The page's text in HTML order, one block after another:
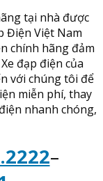
tại nhà được
Điện Việt Nam
chính hãng đảm
đạp điện của
với chúng tôi để
miễn phí, thay
nhanh chóng,
–